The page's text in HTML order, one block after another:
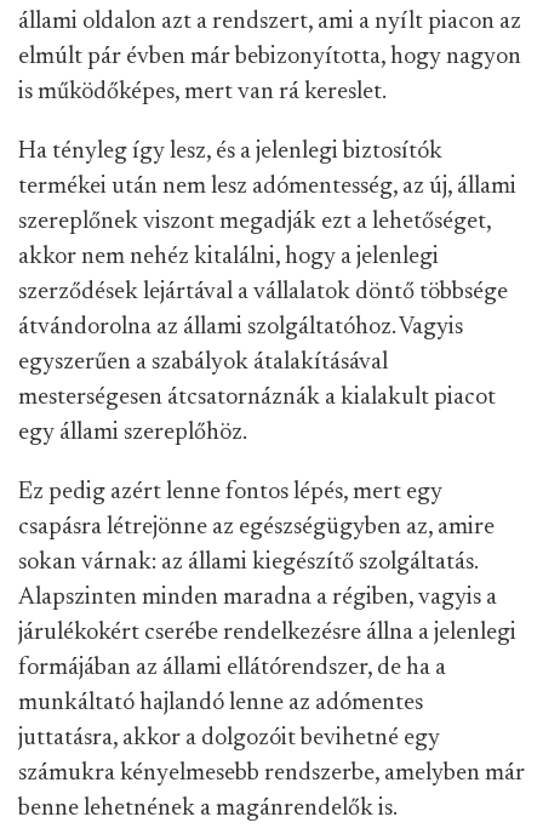
állami oldalon azt a rendszert, ami a nyílt piacon az
elmúlt pár évben már bebizonyította, hogy nagyon
is működőképes, mert van rá kereslet.
Ha tényleg így lesz, és a jelenlegi biztosítók
termékei után nem lesz adómentesség, az új, állami
szereplőnek viszont megadják ezt a lehetőséget,
akkor nem nehéz kitalálni, hogy a jelenlegi
szerződések lejártával a vállalatok döntő többsége
átvándorolna az állami szolgáltatóhoz. Vagyis
egyszerűen a szabályok átalakításával
mesterségesen átcsatornáznák a kialakult piacot
egy állami szereplőhöz.
Ez pedig azért lenne fontos lépés, mert egy
csapásra létrejönne az egészségügyben az, amire
sokan várnak: az állami kiegészítő szolgáltatás.
Alapszinten minden maradna a régiben, vagyis a
járulékokért cserébe rendelkezésre állna a jelenlegi
formájában az állami ellátórendszer, de ha a
munkáltató hajlandó lenne az adómentes
juttatásra, akkor a dolgozóit bevihetné egy
számukra kényelmesebb rendszerbe, amelyben már
benne lehetnének a magánrendelők is.